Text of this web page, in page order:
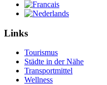
Links
Tourismus
Städte in der Nähe
Transportmittel
Wellness